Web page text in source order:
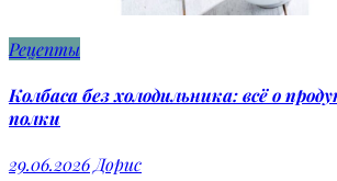
Рецепты
Колбаса без холодильника: всё о
полки
29.06.2026Дорис